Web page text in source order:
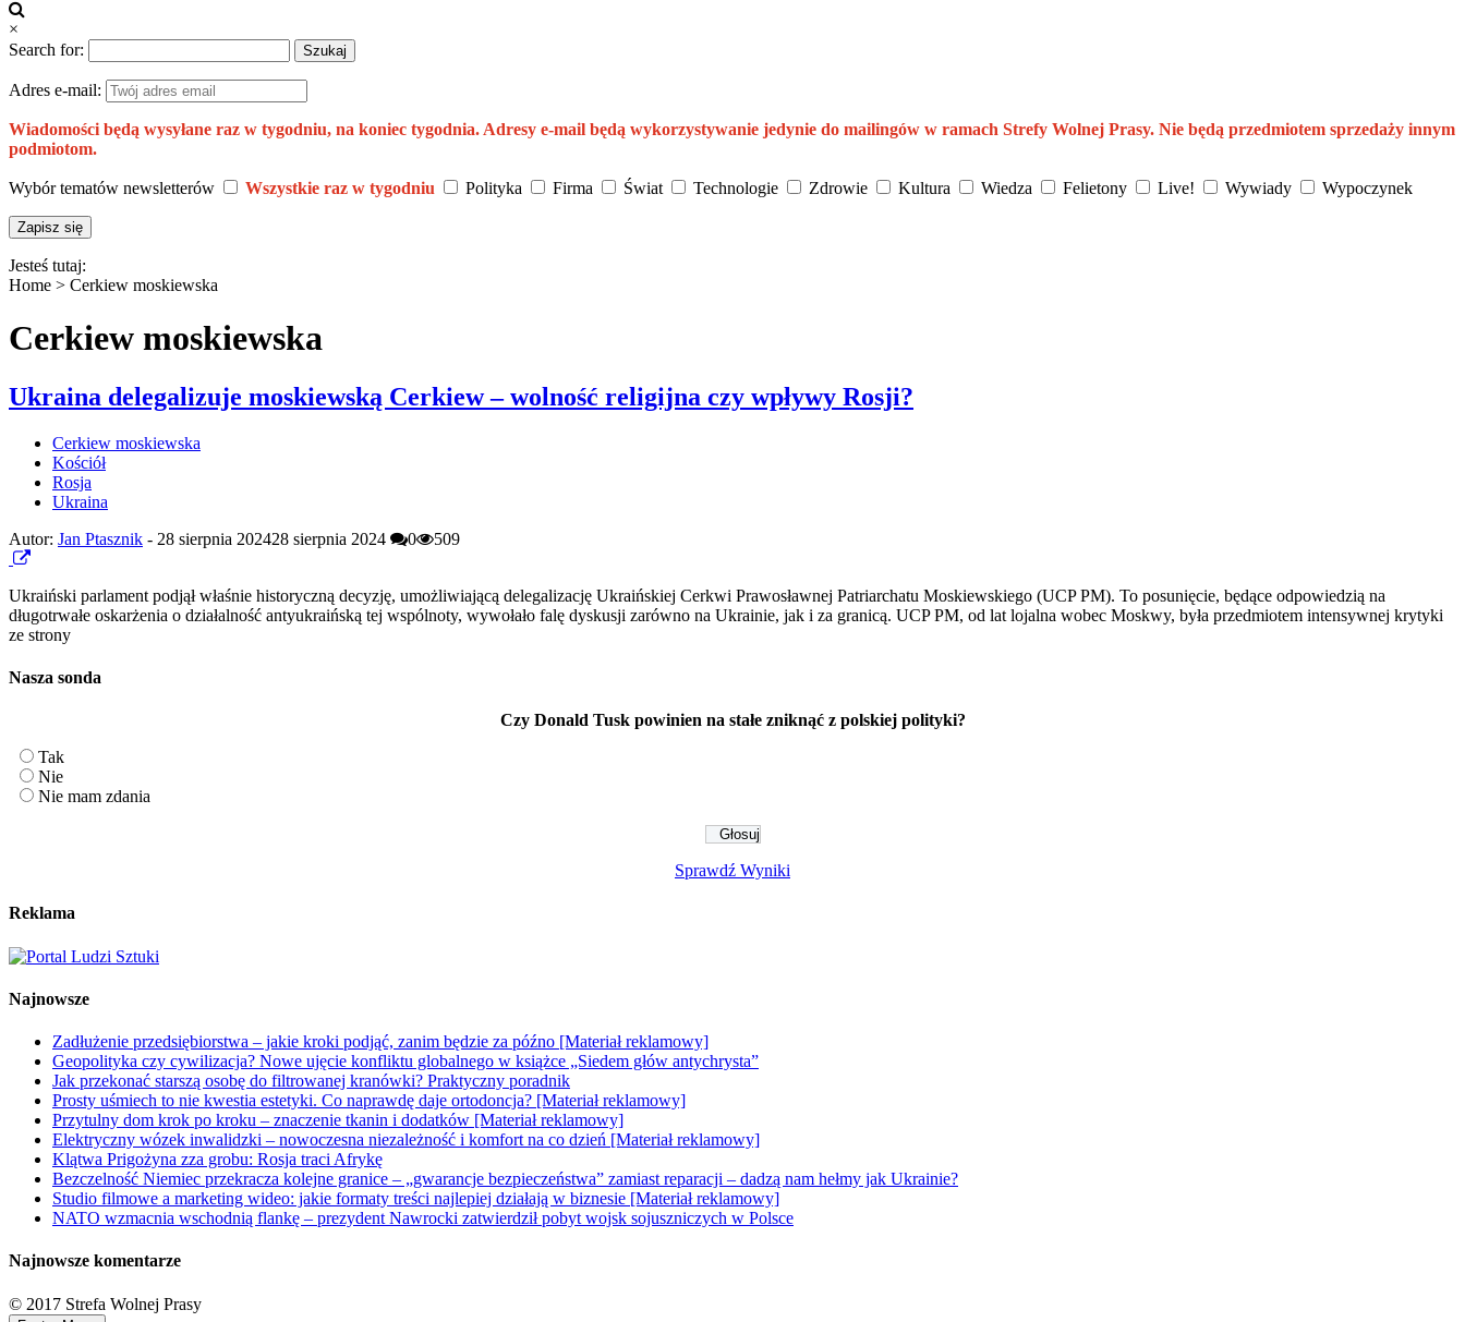
×
Search for:
Adres e-mail:
Wiadomości będą wysyłane raz w tygodniu, na koniec tygodnia. Adresy e-mail będą wykorzystywanie jedynie do mailingów w ramach Strefy Wolnej Prasy. Nie będą przedmiotem sprzedaży innym
podmiotom.
Wybór tematów newsletterów Wszystkie raz w tygodniu Polityka Firma Świat Technologie Zdrowie Kultura Wiedza Felietony Live! Wywiady Wypoczynek
Jesteś tutaj:
Home > Cerkiew moskiewska
Cerkiew moskiewska
Ukraina delegalizuje moskiewską Cerkiew – wolność religijna czy wpływy Rosji?
Cerkiew moskiewska
Kościół
Rosja
Ukraina
Autor: Jan Ptasznik - 28 sierpnia 202428 sierpnia 2024 0 509
Ukraiński parlament podjął właśnie historyczną decyzję, umożliwiającą delegalizację Ukraińskiej Cerkwi Prawosławnej Patriarchatu Moskiewskiego (UCP PM). To posunięcie, będące odpowiedzią na
długotrwałe oskarżenia o działalność antyukraińską tej wspólnoty, wywołało falę dyskusji zarówno na Ukrainie, jak i za granicą. UCP PM, od lat lojalna wobec Moskwy, była przedmiotem intensywnej krytyki
ze strony
Nasza sonda
Czy Donald Tusk powinien na stałe zniknąć z polskiej polityki?
Tak
Nie
Nie mam zdania
Sprawdź Wyniki
Reklama
Najnowsze
Zadłużenie przedsiębiorstwa – jakie kroki podjąć, zanim będzie za późno [Materiał reklamowy]
Geopolityka czy cywilizacja? Nowe ujęcie konfliktu globalnego w książce „Siedem głów antychrysta”
Jak przekonać starszą osobę do filtrowanej kranówki? Praktyczny poradnik
Prosty uśmiech to nie kwestia estetyki. Co naprawdę daje ortodoncja? [Materiał reklamowy]
Przytulny dom krok po kroku – znaczenie tkanin i dodatków [Materiał reklamowy]
Elektryczny wózek inwalidzki – nowoczesna niezależność i komfort na co dzień [Materiał reklamowy]
Klątwa Prigożyna zza grobu: Rosja traci Afrykę
Bezczelność Niemiec przekracza kolejne granice – „gwarancje bezpieczeństwa” zamiast reparacji – dadzą nam hełmy jak Ukrainie?
Studio filmowe a marketing wideo: jakie formaty treści najlepiej działają w biznesie [Materiał reklamowy]
NATO wzmacnia wschodnią flankę – prezydent Nawrocki zatwierdził pobyt wojsk sojuszniczych w Polsce
Najnowsze komentarze
© 2017 Strefa Wolnej Prasy